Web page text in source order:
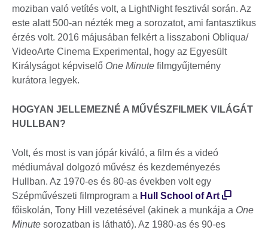
moziban való vetítés volt, a LightNight fesztivál során. Az
este alatt 500-an nézték meg a sorozatot, ami fantasztikus
érzés volt. 2016 májusában felkért a lisszaboni Obliqua/
VideoArte Cinema Experimental, hogy az Egyesült
Királyságot képviselő One Minute filmgyűjtemény
kurátora legyek.
HOGYAN JELLEMEZNÉ A MŰVÉSZFILMEK VILÁGÁT
HULLBAN?
Volt, és most is van jópár kiváló, a film és a videó
médiumával dolgozó művész és kezdeményezés
Hullban. Az 1970-es és 80-as években volt egy
Szépművészeti filmprogram a Hull School of Art
főiskolán, Tony Hill vezetésével (akinek a munkája a One
Minute sorozatban is látható). Az 1980-as és 90-es